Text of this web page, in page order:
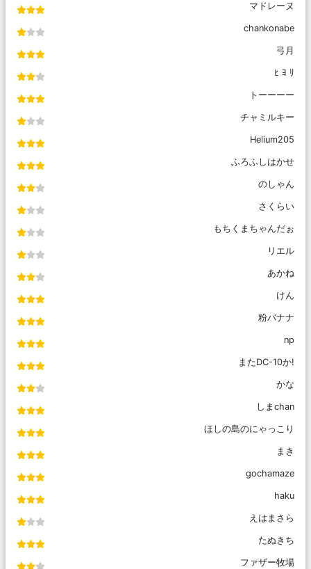
マドレーヌ
chankonabe
弓月
ﾋ ﾖ ﾘ
トーーーー
チャミルキー
Helium205
ふろふしはかせ
のしゃん
さくらい
もちくまちゃんだぉ
リエル
あかね
けん
粉バナナ
np
またDC-10か!
かな
しまchan
ほしの島のにゃっこり
まき
gochamaze
haku
えはまさら
たぬきち
ファザー牧場